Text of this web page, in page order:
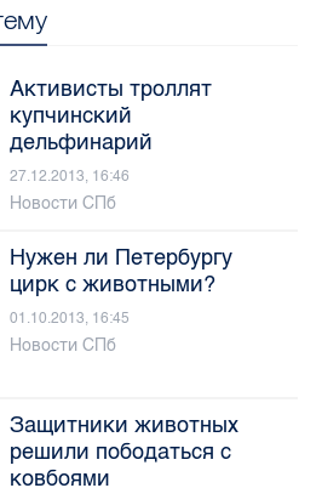
Активисты троллят
купчинский
дельфинарий
27.12.2013, 16:46
Новости СПб
Нужен ли Петербургу
цирк с животными?
01.10.2013, 16:45
Новости СПб
решили пободаться с
ковбоями
07.09.2013, 9:27